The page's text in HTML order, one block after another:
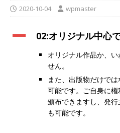
2020-10-04 wpmaster
A 02:オリジナル中心
オリジナル作品か、
せん。
また、出版物だけで
可能です。ご自身に
頒布できますし、発
も可能です。